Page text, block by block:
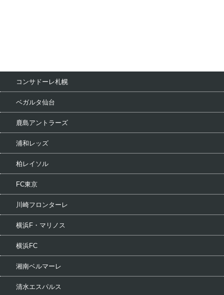
コンサドーレ札幌
ベガルタ仙台
鹿島アントラーズ
浦和レッズ
柏レイソル
FC東京
川崎フロンターレ
横浜F・マリノス
横浜FC
湘南ベルマーレ
清水エスパルス